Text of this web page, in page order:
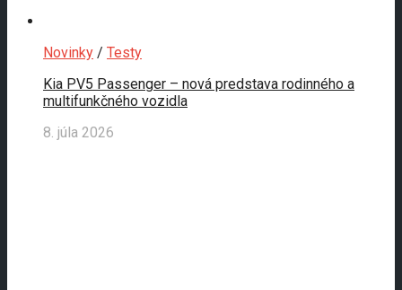
Novinky / Testy
Kia PV5 Passenger – nová predstava rodinného a
multifunkčného vozidla
8. júla 2026